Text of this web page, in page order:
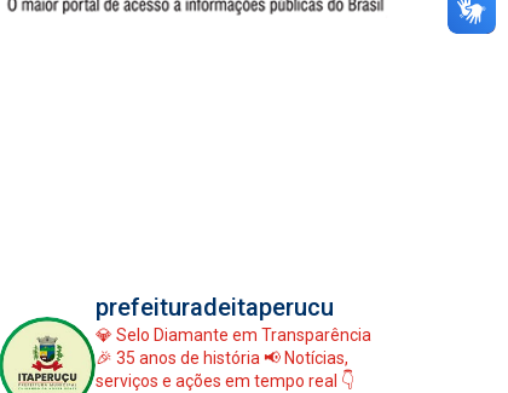
prefeituradeitaperucu
💎 Selo Diamante em Transparência
🎉 35 anos de história 📢 Notícias,
serviços e ações em tempo real 👇